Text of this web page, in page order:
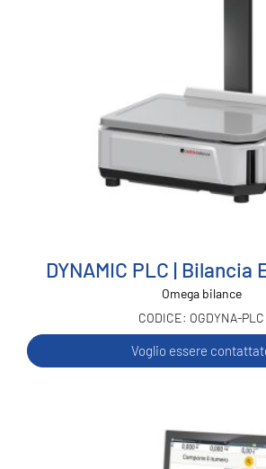
DYNAMIC PLC |
Omega bilance
OGDYNA-PLC
Voglio essere